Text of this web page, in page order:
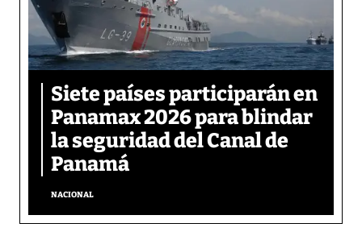
Siete países participarán en
Panamax 2026 para blindar
la seguridad del Canal de
Panamá
NACIONAL